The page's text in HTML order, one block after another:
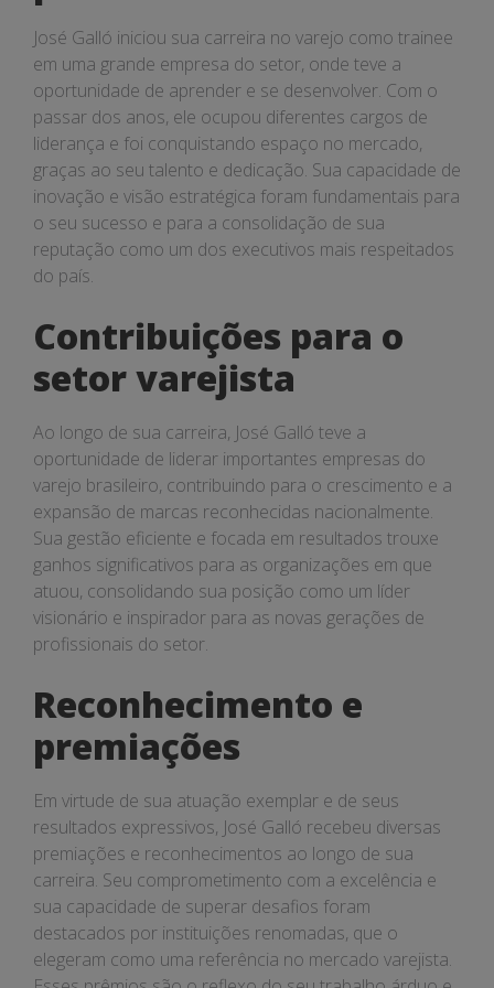
José Galló iniciou sua carreira no varejo como trainee
em uma grande empresa do setor, onde teve a
oportunidade de aprender e se desenvolver. Com o
passar dos anos, ele ocupou diferentes cargos de
liderança e foi conquistando espaço no mercado,
graças ao seu talento e dedicação. Sua capacidade de
inovação e visão estratégica foram fundamentais para
o seu sucesso e para a consolidação de sua
reputação como um dos executivos mais respeitados
do país.
Contribuições para o
setor varejista
Ao longo de sua carreira, José Galló teve a
oportunidade de liderar importantes empresas do
varejo brasileiro, contribuindo para o crescimento e a
expansão de marcas reconhecidas nacionalmente.
Sua gestão eficiente e focada em resultados trouxe
ganhos significativos para as organizações em que
atuou, consolidando sua posição como um líder
visionário e inspirador para as novas gerações de
profissionais do setor.
Reconhecimento e
premiações
Em virtude de sua atuação exemplar e de seus
resultados expressivos, José Galló recebeu diversas
premiações e reconhecimentos ao longo de sua
carreira. Seu comprometimento com a excelência e
sua capacidade de superar desafios foram
destacados por instituições renomadas, que o
elegeram como uma referência no mercado varejista.